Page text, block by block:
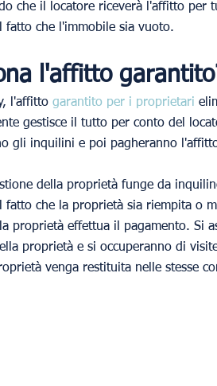
che il locatore riceverà l'affitto per
fatto che l'immobile sia vuoto.
l'affitto
l'affitto garantito per i proprietari
gestisce il tutto per conto del
gli inquilini e poi pagheranno
della proprietà funge da
fatto che la proprietà sia riempita o
proprietà effettua il pagamento. Si
proprietà e si occuperanno di
venga restituita nelle stesse